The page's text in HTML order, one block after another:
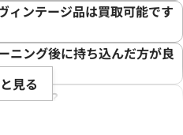
ィンテージ品は買取可能です
ニング後に持ち込んだ方が良
ますか？
見る